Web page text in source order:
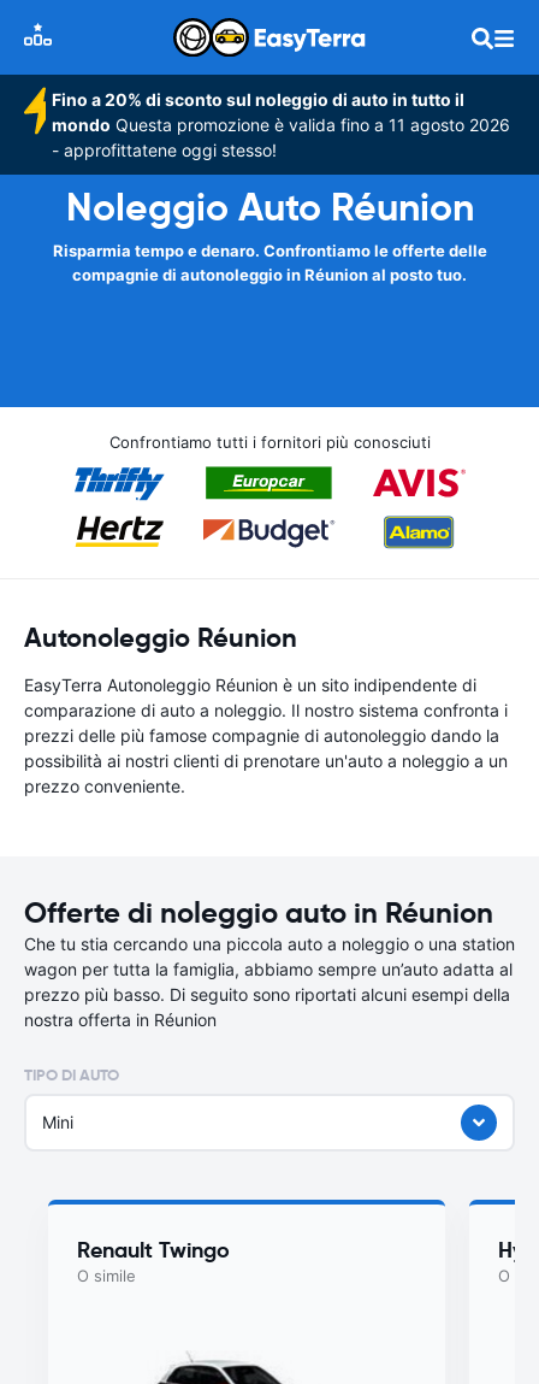
Fino a 20% di sconto sul noleggio di auto in tutto il
mondo Questa promozione è valida fino a 11 agosto 2026
- approfittatene oggi stesso!
Noleggio Auto Réunion
Risparmia tempo e denaro. Confrontiamo le offerte delle
compagnie di autonoleggio in Réunion al posto tuo.
Confrontiamo tutti i fornitori più conosciuti
Autonoleggio Réunion
EasyTerra Autonoleggio Réunion è un sito indipendente di
comparazione di auto a noleggio. Il nostro sistema confronta i
prezzi delle più famose compagnie di autonoleggio dando la
possibilità ai nostri clienti di prenotare un'auto a noleggio a un
prezzo conveniente.
Offerte di noleggio auto in Réunion
Che tu stia cercando una piccola auto a noleggio o una station
wagon per tutta la famiglia, abbiamo sempre un’auto adatta al
prezzo più basso. Di seguito sono riportati alcuni esempi della
nostra offerta in Réunion
TIPO DI AUTO
Mini
Renault Twingo
O simile O